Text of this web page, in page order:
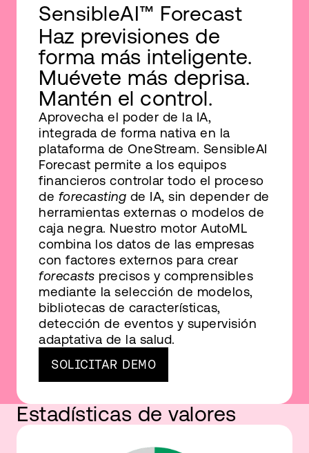
SensibleAI™ Forecast
Haz previsiones de
forma más inteligente.
Muévete más deprisa.
Mantén el control.
Aprovecha el poder de la IA,
integrada de forma nativa en la
plataforma de OneStream. SensibleAI
Forecast permite a los equipos
financieros controlar todo el proceso
de forecasting de IA, sin depender de
herramientas externas o modelos de
caja negra. Nuestro motor AutoML
combina los datos de las empresas
con factores externos para crear
forecasts precisos y comprensibles
mediante la selección de modelos,
bibliotecas de características,
detección de eventos y supervisión
adaptativa de la salud.
SOLICITAR DEMO
Estadísticas de valores